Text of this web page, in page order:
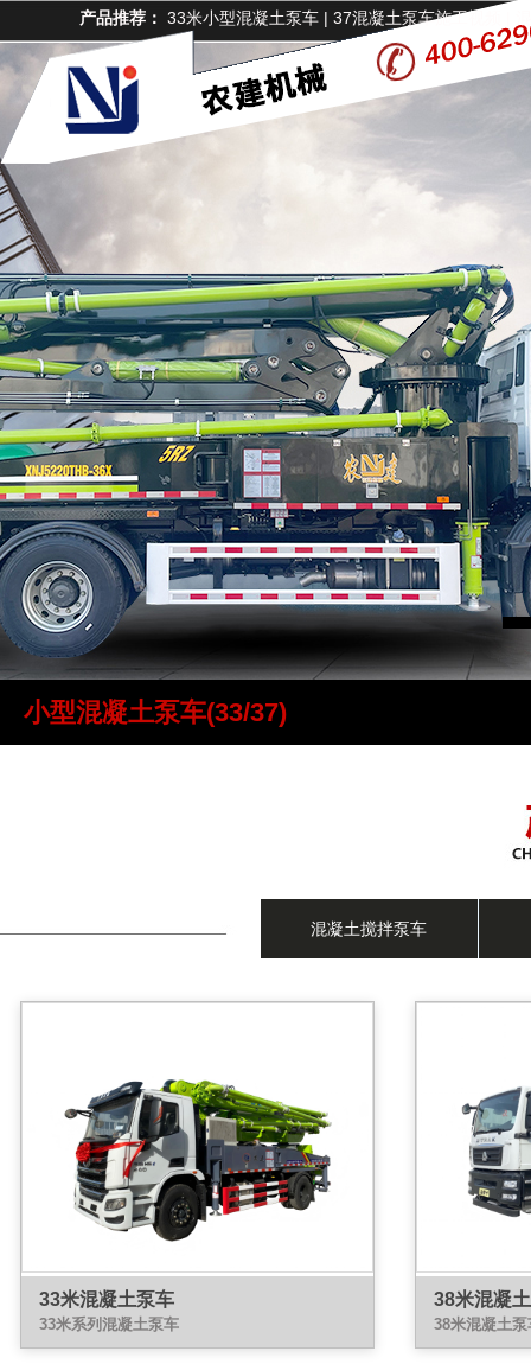
产品推荐： 33米小型混凝土泵车 | 37混凝土泵车施工视频
小型混凝土泵车(33/37)
混凝土搅拌泵车
33米混凝土泵车
33米系列混凝土泵车
38米混凝
38米混凝土泵